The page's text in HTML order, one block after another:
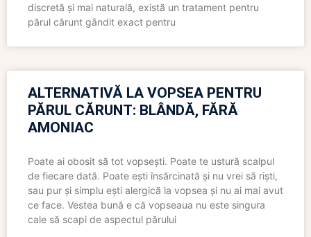
discretă și mai naturală, există un tratament pentru
părul cărunt gândit exact pentru
ALTERNATIVĂ LA VOPSEA PENTRU
PĂRUL CĂRUNT: BLÂNDĂ, FĂRĂ
AMONIAC
Poate ai obosit să tot vopsești. Poate te ustură scalpul
de fiecare dată. Poate ești însărcinată și nu vrei să riști,
sau pur și simplu ești alergică la vopsea și nu ai mai avut
ce face. Vestea bună e că vopseaua nu este singura
cale să scapi de aspectul părului